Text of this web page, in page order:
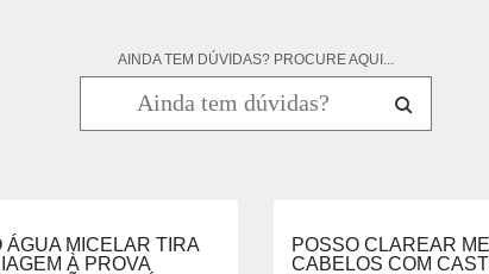
AINDA TEM DÚVIDAS? PROCURE AQUI...
ÁGUA MICELAR TIRA
À PROVA
POSSO CLAREAR
CABELOS COM